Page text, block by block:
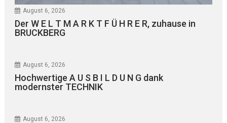
August 6, 2026
Der W E L T M A R K T F Ü H R E R, zuhause in
BRUCKBERG
August 6, 2026
Hochwertige A U S B I L D U N G dank
modernster TECHNIK
August 6, 2026